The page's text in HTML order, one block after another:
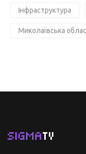
Інфраструктура
Миколаївська
SIGMATV